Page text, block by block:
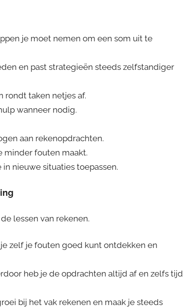
je moet nemen om een som uit te
en past strategieën steeds zelfstandiger
rondt taken netjes af.
wanneer nodig.
aan rekenopdrachten.
minder fouten maakt.
nieuwe situaties toepassen.
lessen van rekenen.
zelf je fouten goed kunt ontdekken en
heb je de opdrachten altijd af en zelfs tijd
bij het vak rekenen en maak je steeds